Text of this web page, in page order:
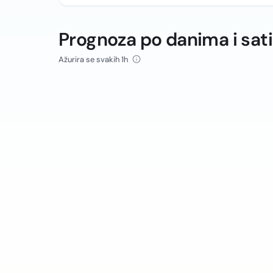
Prognoza po danima i
Ažurira se svakih 1h